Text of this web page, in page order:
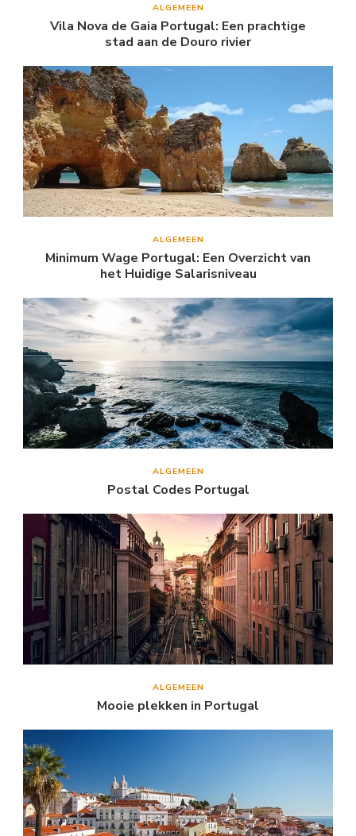
ALGEMEEN
Vila Nova de Gaia Portugal: Een prachtige
stad aan de Douro rivier
ALGEMEEN
Minimum Wage Portugal: Een Overzicht van
het Huidige Salarisniveau
ALGEMEEN
Postal Codes Portugal
ALGEMEEN
Mooie plekken in Portugal